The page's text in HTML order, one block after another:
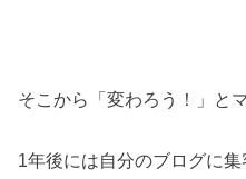
そこから「変わろう！」と
1年後には自分のブログに